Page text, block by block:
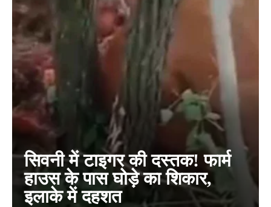
सिवनी में टाइगर की दस्तक! फार्म
हाउस के पास घोड़े का शिकार,
इलाके में दहशत